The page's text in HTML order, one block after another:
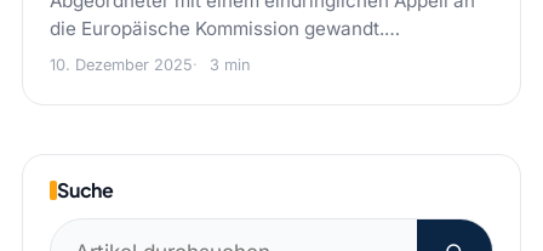
die Europäische Kommission gewandt.…
10. Dezember 2025 3 min
Suche
Suchen